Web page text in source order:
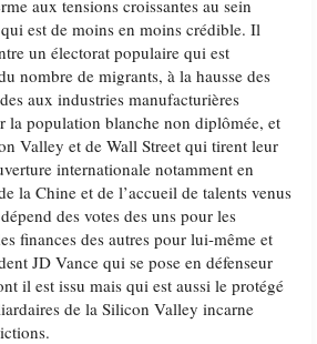
aux tensions croissantes au sein
est de moins en moins crédible. Il
un électorat populaire qui est
nombre de migrants, à la hausse des
aux industries manufacturières
la population blanche non diplômée, et
Valley et de Wall Street qui tirent leur
internationale notamment en
la Chine et de l’accueil de talents venus
des votes des uns pour les
finances des autres pour lui-même et
JD Vance qui se pose en défenseur
il est issu mais qui est aussi le protégé
de la Silicon Valley incarne